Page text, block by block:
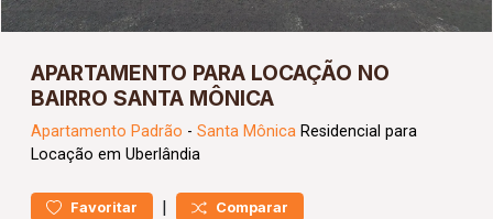
APARTAMENTO PARA LOCAÇÃO NO
BAIRRO SANTA MÔNICA
Apartamento Padrão - Santa Mônica Residencial para
Locação em Uberlândia
Favoritar | Comparar